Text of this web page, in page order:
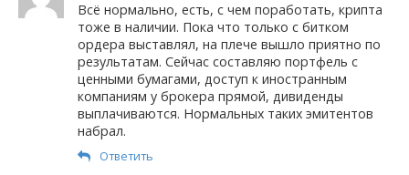
Всё нормально, есть, с чем поработать, крипта
тоже в наличии. Пока что только с битком
ордера выставлял, на плече вышло приятно по
результатам. Сейчас составляю портфель с
ценными бумагами, доступ к иностранным
компаниям у брокера прямой, дивиденды
выплачиваются. Нормальных таких эмитентов
набрал.
Ответить